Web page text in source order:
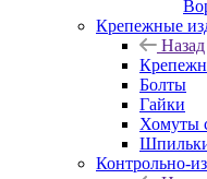
Крепежные
Назад
Болты
Гайки
Хомуты
Контрольно-